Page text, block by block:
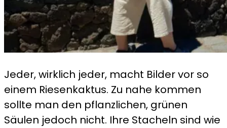
Jeder, wirklich jeder, macht Bilder vor so
einem Riesenkaktus. Zu nahe kommen
sollte man den pflanzlichen, grünen
Säulen jedoch nicht. Ihre Stacheln sind wie